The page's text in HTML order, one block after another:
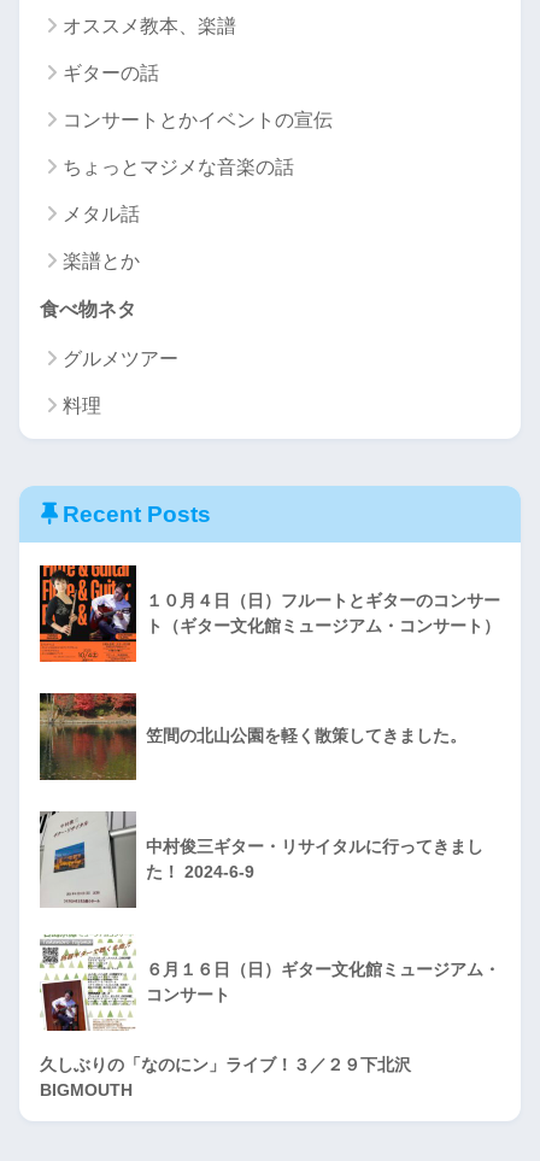
オススメ教本、楽譜
ギターの話
コンサートとかイベントの宣伝
ちょっとマジメな音楽の話
メタル話
楽譜とか
食べ物ネタ
グルメツアー
料理
Recent Posts
１０月４日（日）フルートとギターのコンサー
ト（ギター文化館ミュージアム・コンサート）
笠間の北山公園を軽く散策してきました。
中村俊三ギター・リサイタルに行ってきまし
た！ 2024-6-9
６月１６日（日）ギター文化館ミュージアム・
コンサート
久しぶりの「なのにン」ライブ！３／２９下北沢
BIGMOUTH